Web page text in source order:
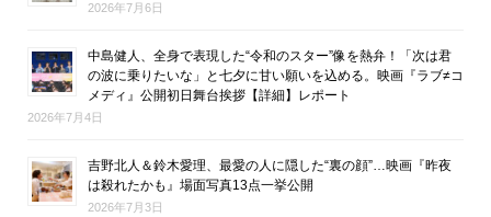
2026年7月6日
中島健人、全身で表現した“令和のスター”像を熱弁！「次は君
の波に乗りたいな」と七夕に甘い願いを込める。映画『ラブ≠コ
メディ』公開初日舞台挨拶【詳細】レポート
2026年7月4日
吉野北人＆鈴木愛理、最愛の人に隠した“裏の顔”…映画『昨夜
は殺れたかも』場面写真13点一挙公開
2026年7月3日